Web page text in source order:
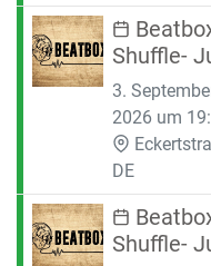
Shuffle-
3.
2026 um
DE
Shuffle-